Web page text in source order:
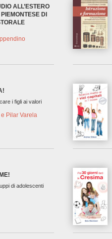
ALL’ESTERO
DI
i figli ai valori
Pilar Varela
di adolescenti